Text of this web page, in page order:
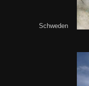
Schweden